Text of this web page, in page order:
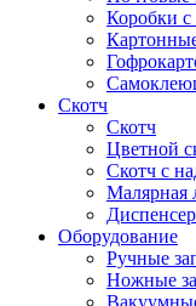
Коробки
Скотч
Скотч
Цветной
Скотч с
Малярная
Оборудование
Ручные
Ножные